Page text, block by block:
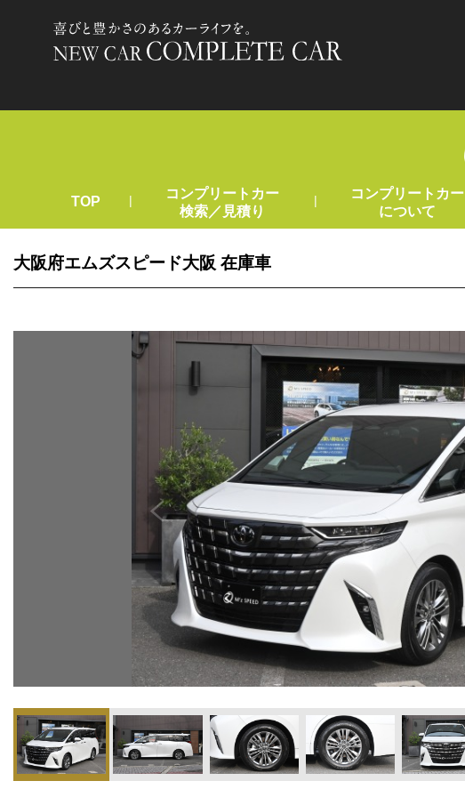
TOP |
コンプリートカー
検索／見積り
|
コンプリートカー
について
大阪府エムズスピード大阪 在庫車